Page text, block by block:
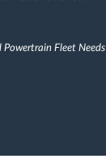
Powertrain Fleet Needs